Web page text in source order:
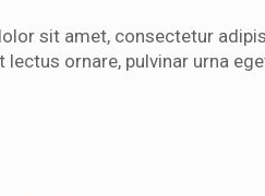
sit amet, consectetur
lectus ornare, pulvinar urna